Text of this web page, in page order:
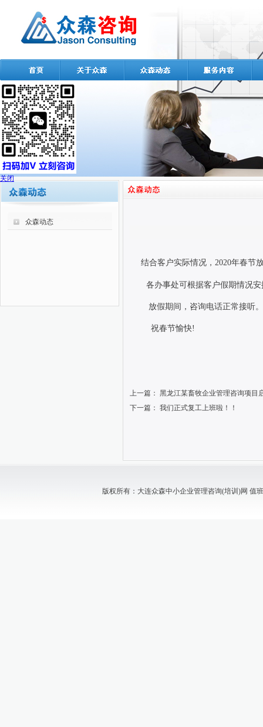
众森动态
结合客户实际情况， 2020年春节
各办事处可根据客户假期情况
放假期间，咨询电话正常接听。
祝春节愉快!
上一篇： 黑龙江某畜牧企业管理咨询项目
下一篇： 我们正式复工上班啦！！
版权所有：大连众森中小企业管理咨询(培训)网 值
关闭